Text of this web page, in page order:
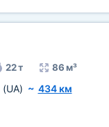
22 т 86 м³
(UA) ~ 434 км